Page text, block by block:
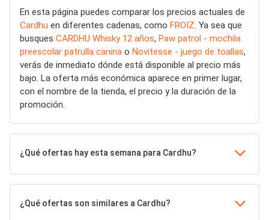
En esta página puedes comparar los precios actuales de
Cardhu en diferentes cadenas, como FROIZ . Ya sea que
busques CARDHU Whisky 12 años, Paw patrol - mochila
preescolar patrulla canina o Novitesse - juego de toallas,
verás de inmediato dónde está disponible al precio más
bajo. La oferta más económica aparece en primer lugar,
con el nombre de la tienda, el precio y la duración de la
promoción.
¿Qué ofertas hay esta semana para Cardhu?
¿Qué ofertas son similares a Cardhu?